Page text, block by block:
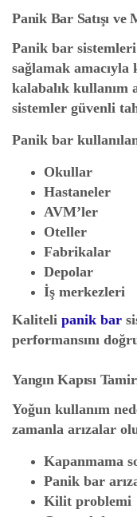
Panik Bar Satışı ve
Panik bar sistemleri
sağlamak
kalabalık kullanım
sistemler güvenli
Panik bar
Okullar
Hastaneler
AVM’ler
Oteller
Fabrikalar
Depolar
İş merkezleri
Kaliteli panik bar
performansını
Yangın Kapısı
Yoğun kullanım
zamanla arızalar
Kapanmama
Panik bar
Kilit problemi